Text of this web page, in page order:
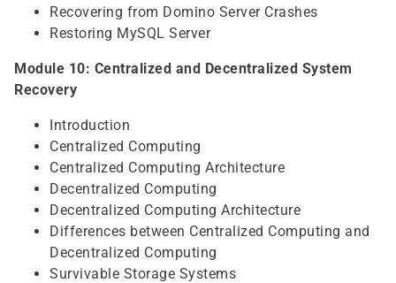
Recovering from Domino Server Crashes
Restoring MySQL Server
Module 10: Centralized and Decentralized System
Recovery
Introduction
Centralized Computing
Centralized Computing Architecture
Decentralized Computing
Decentralized Computing Architecture
Differences between Centralized Computing and
Decentralized Computing
Survivable Storage Systems